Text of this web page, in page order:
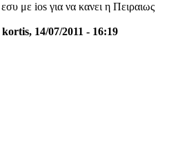
με ios για να κανει η Πειραιως
kortis, 14/07/2011 - 16:19